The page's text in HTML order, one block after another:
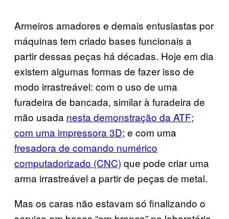
Armeiros amadores e demais entusiastas por
máquinas tem criado bases funcionais a
partir dessas peças há décadas. Hoje em dia
existem algumas formas de fazer isso de
modo irrastreável: com o uso de uma
furadeira de bancada, similar à furadeira de
mão usada nesta demonstração da ATF;
com uma impressora 3D; e com uma
fresadora de comando numérico
computadorizado (CNC) que pode criar uma
arma irrastreável a partir de peças de metal.
Mas os caras não estavam só finalizando o